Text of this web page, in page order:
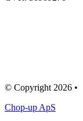
© Copyright 2026 •
Chop-up ApS